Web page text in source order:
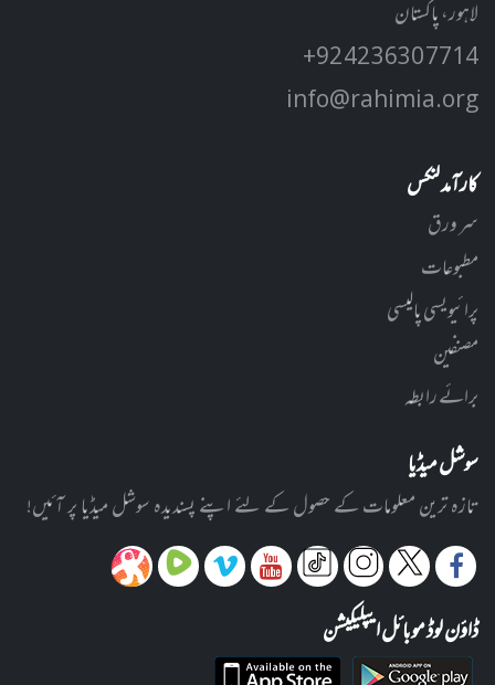
لاہور، پاکستان
+92 42 3630 7714
info@rahimia.org
کارآمد لنکس
سر ورق
مطبوعات
پرائیویسی پالیسی
مصنفین
برائے رابطہ
سوشل میڈیا
تازہ ترین معلومات کے حصول کے لئے اپنے پسندیدہ سوشل میڈیا پر آئیں!
ڈاؤن لوڈ موبائل ایپلیکیشن